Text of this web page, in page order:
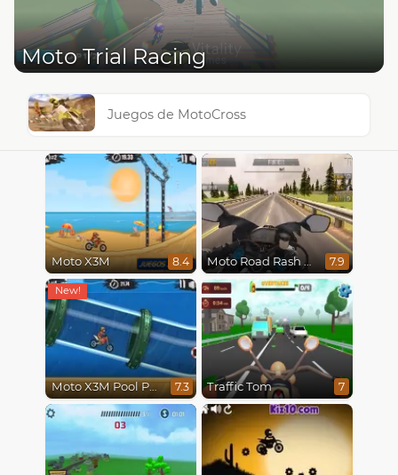
Moto Trial Racing
Juegos de MotoCross
Moto X3M 8.4 Moto Road Rash 3D 7.9
Moto X3M Pool Party 7.3 Traffic Tom 7